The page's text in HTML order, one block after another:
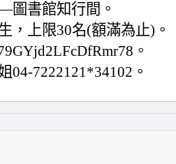
圖書館知行間。
，上限30名(額滿為止)。
。
04-7222121*34102。